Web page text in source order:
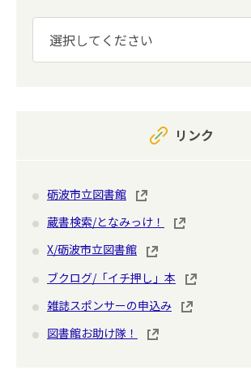
リンク
砺波市立図書館
蔵書検索/となみっけ！
X/砺波市立図書館
ブクログ/「イチ押し」本
雑誌スポンサーの申込み
図書館お助け隊！